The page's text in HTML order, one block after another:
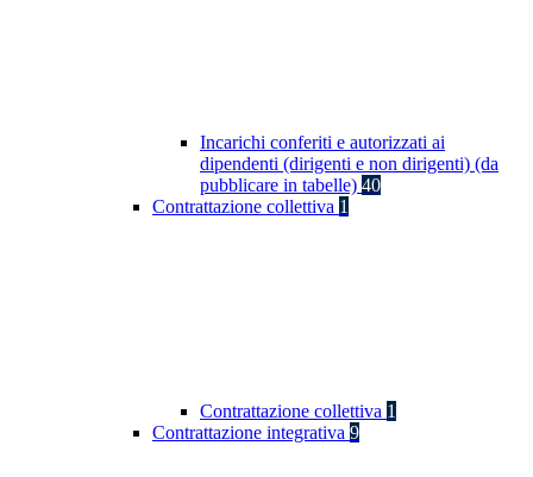
Incarichi conferiti e autorizzati ai
dipendenti (dirigenti e non dirigenti) (da
pubblicare in tabelle) 40
Contrattazione collettiva 1
Contrattazione collettiva 1
Contrattazione integrativa 9